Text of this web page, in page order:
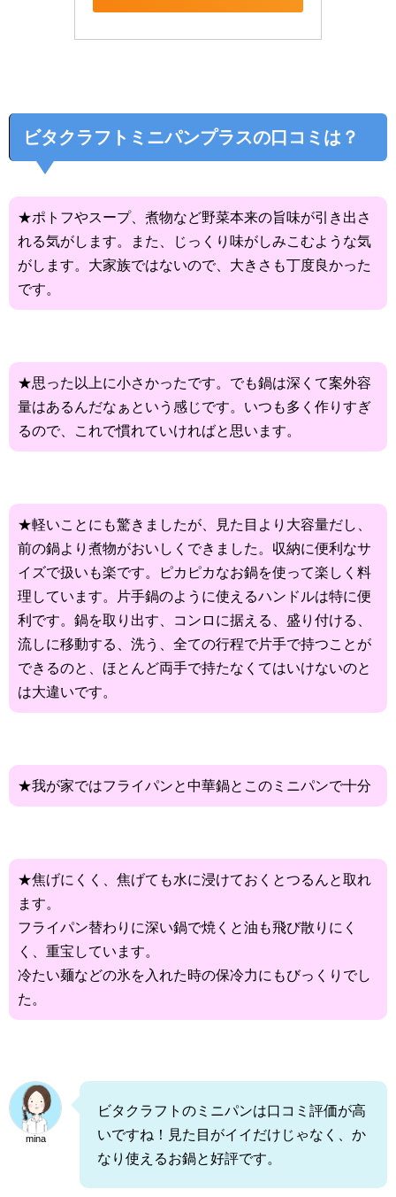
ビタクラフトミニパンプラスの口コミは？
★ポトフやスープ、煮物など野菜本来の旨味が引き出さ
れる気がします。また、じっくり味がしみこむような気
がします。大家族ではないので、大きさも丁度良かった
です。
★思った以上に小さかったです。でも鍋は深くて案外容
量はあるんだなぁという感じです。いつも多く作りすぎ
るので、これで慣れていければと思います。
★軽いことにも驚きましたが、見た目より大容量だし、
前の鍋より煮物がおいしくできました。収納に便利なサ
イズで扱いも楽です。ピカピカなお鍋を使って楽しく料
理しています。片手鍋のように使えるハンドルは特に便
利です。鍋を取り出す、コンロに据える、盛り付ける、
流しに移動する、洗う、全ての行程で片手で持つことが
できるのと、ほとんど両手で持たなくてはいけないのと
は大違いです。
★我が家ではフライパンと中華鍋とこのミニパンで十分
★焦げにくく、焦げても水に浸けておくとつるんと取れ
ます。
フライパン替わりに深い鍋で焼くと油も飛び散りにく
く、重宝しています。
冷たい麺などの氷を入れた時の保冷力にもびっくりでし
た。
mina
ビタクラフトのミニパンは口コミ評価が高
いですね！見た目がイイだけじゃなく、か
なり使えるお鍋と好評です。